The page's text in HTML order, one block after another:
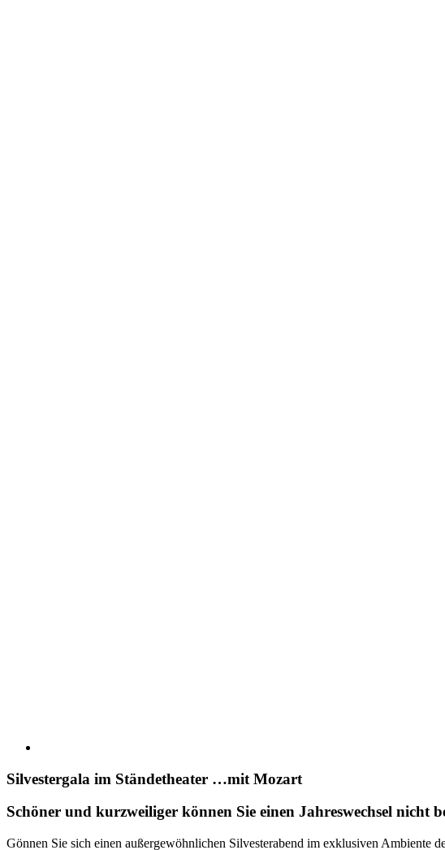
Silvestergala im Ständetheater …mit Mozart
Schöner und kurzweiliger können Sie einen Jahreswechsel nicht
Gönnen Sie sich einen außergewöhnlichen Silvesterabend im exklusiven Ambiente